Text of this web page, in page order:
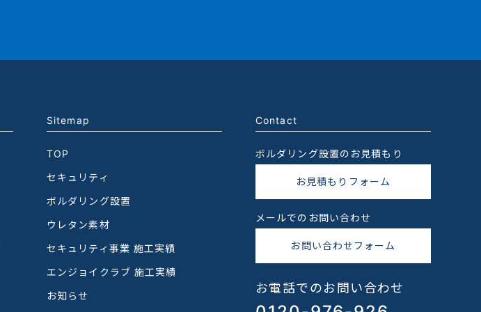
Sitemap
TOP
セキュリティ
ボルダリング設置
ウレタン素材
セキュリティ事業 施工実績
エンジョイクラブ 施工実績
お知らせ
Contact
ボルダリング設置のお見積もり
お見積もりフォーム
メールでのお問い合わせ
お問い合わせフォーム
お電話でのお問い合わせ